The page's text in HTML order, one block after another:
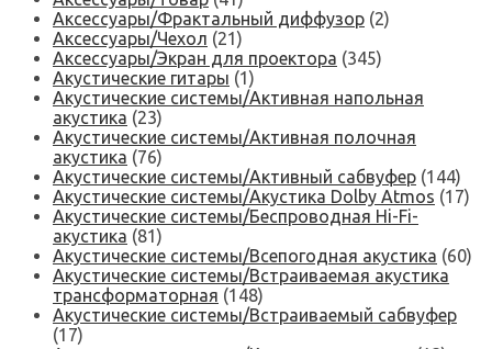
Аксессуары/Фрактальный диффузор (2)
Аксессуары/Чехол (21)
Аксессуары/Экран для проектора (345)
Акустические гитары (1)
Акустические системы/Активная напольная
акустика (23)
Акустические системы/Активная полочная
акустика (76)
Акустические системы/Активный сабвуфер (144)
Акустические системы/Акустика Dolby Atmos (17)
Акустические системы/Беспроводная Hi-Fi-
акустика (81)
Акустические системы/Всепогодная акустика (60)
Акустические системы/Встраиваемая акустика
трансформаторная (148)
Акустические системы/Встраиваемый сабвуфер
(17)